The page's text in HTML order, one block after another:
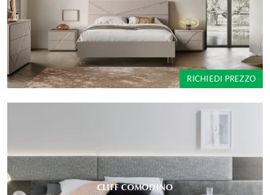
RICHIEDI PREZZO
CLIFF COMODINO